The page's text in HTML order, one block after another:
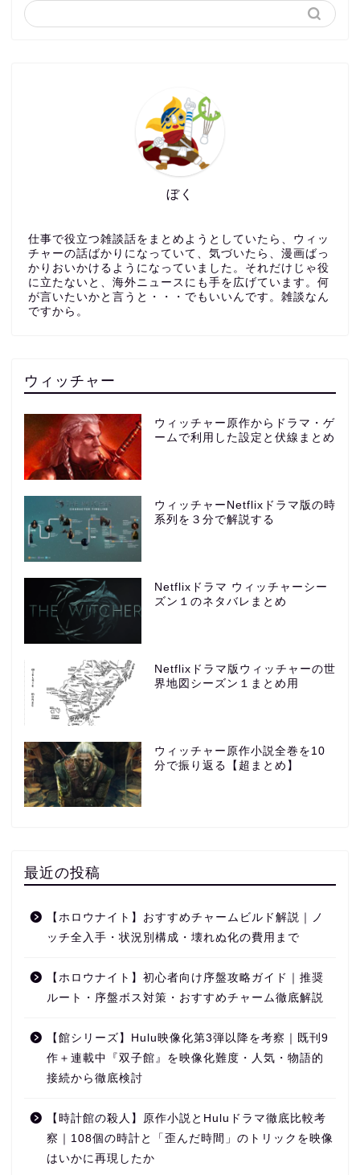
ぼく
仕事で役立つ雑談話をまとめようとしていたら、ウィッ
チャーの話ばかりになっていて、気づいたら、漫画ばっ
かりおいかけるようになっていました。それだけじゃ役
に立たないと、海外ニュースにも手を広げています。何
が言いたいかと言うと・・・でもいいんです。雑談なん
ですから。
ウィッチャー
ウィッチャー原作からドラマ・ゲ
ームで利用した設定と伏線まとめ
ウィッチャーNetflixドラマ版の時
系列を３分で解説する
Netflixドラマ ウィッチャーシー
ズン１のネタバレまとめ
Netflixドラマ版ウィッチャーの世
界地図シーズン１まとめ用
ウィッチャー原作小説全巻を10
分で振り返る【超まとめ】
最近の投稿
【ホロウナイト】おすすめチャームビルド解説｜ノ
ッチ全入手・状況別構成・壊れぬ化の費用まで
【ホロウナイト】初心者向け序盤攻略ガイド｜推奨
ルート・序盤ボス対策・おすすめチャーム徹底解説
【館シリーズ】Hulu映像化第3弾以降を考察｜既刊9
作＋連載中『双子館』を映像化難度・人気・物語的
接続から徹底検討
【時計館の殺人】原作小説とHuluドラマ徹底比較考
察｜108個の時計と「歪んだ時間」のトリックを映像
はいかに再現したか